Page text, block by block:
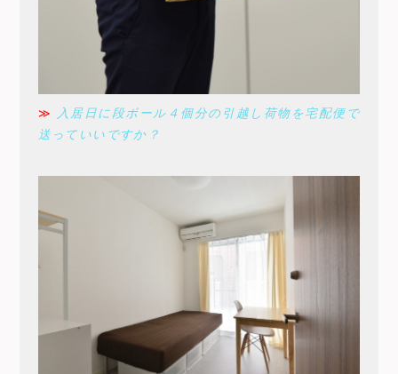
≫
入居日に段ボール４個分の引越し荷物を宅配便で
送っていいですか？